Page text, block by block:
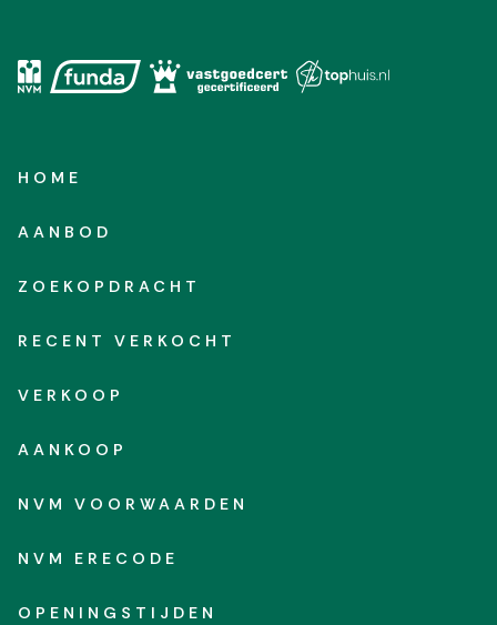
HOME
AANBOD
ZOEKOPDRACHT
RECENT VERKOCHT
VERKOOP
AANKOOP
NVM VOORWAARDEN
NVM ERECODE
OPENINGSTIJDEN